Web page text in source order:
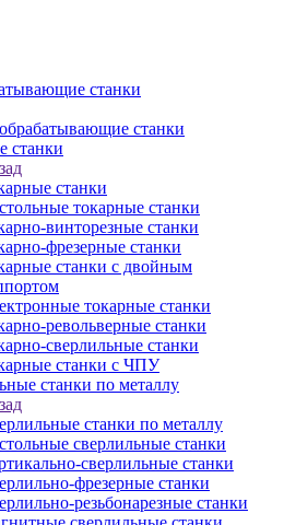
станки
станки
станки
станки
токарные станки
винторезные станки
фрезерные станки
станки с двойным
токарные станки
револьверные станки
сверлильные станки
станки с ЧПУ
станки по металлу
станки по металлу
сверлильные станки
сверлильные станки
фрезерные станки
резьбонарезные станки